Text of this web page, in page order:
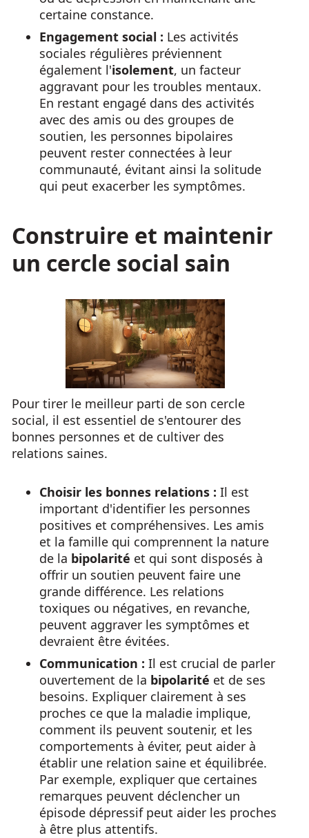
certaine constance.
Engagement social : Les activités
sociales régulières préviennent
également l'isolement, un facteur
aggravant pour les troubles mentaux.
En restant engagé dans des activités
avec des amis ou des groupes de
soutien, les personnes bipolaires
peuvent rester connectées à leur
communauté, évitant ainsi la solitude
qui peut exacerber les symptômes.
Construire et maintenir
un cercle social sain
Pour tirer le meilleur parti de son cercle
social, il est essentiel de s'entourer des
bonnes personnes et de cultiver des
relations saines.
Choisir les bonnes relations : Il est
important d'identifier les personnes
positives et compréhensives. Les amis
et la famille qui comprennent la nature
de la bipolarité et qui sont disposés à
offrir un soutien peuvent faire une
grande différence. Les relations
toxiques ou négatives, en revanche,
peuvent aggraver les symptômes et
devraient être évitées.
Communication : Il est crucial de parler
ouvertement de la bipolarité et de ses
besoins. Expliquer clairement à ses
proches ce que la maladie implique,
comment ils peuvent soutenir, et les
comportements à éviter, peut aider à
établir une relation saine et équilibrée.
Par exemple, expliquer que certaines
remarques peuvent déclencher un
épisode dépressif peut aider les proches
à être plus attentifs.